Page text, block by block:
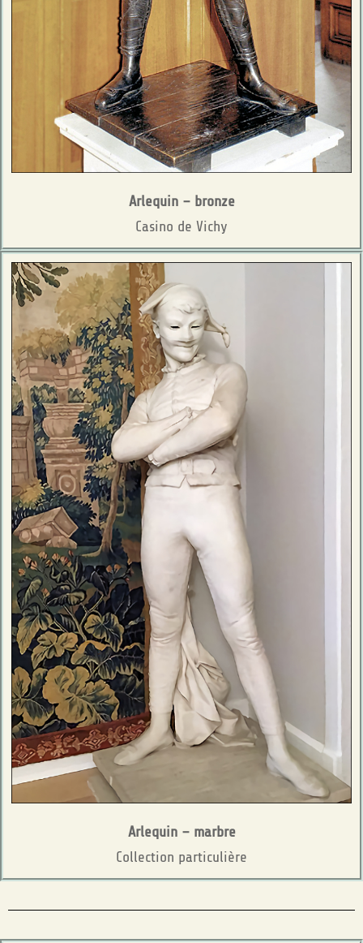
Arlequin – bronze
Casino de Vichy
Arlequin – marbre
Collection particulière